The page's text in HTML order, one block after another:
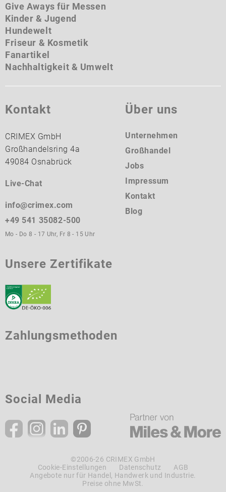
Give Aways für Messen
Kinder & Jugend
Hundewelt
Friseur & Kosmetik
Fanartikel
Nachhaltigkeit & Umwelt
Kontakt
CRIMEX GmbH
Großhandelsring 4a
49084 Osnabrück
Live-Chat
info@crimex.com
+49 541 35082-500
Mo - Do 8 - 17 Uhr, Fr 8 - 15 Uhr
Über uns
Unternehmen
Großhandel
Jobs
Impressum
Kontakt
Blog
Unsere Zertifikate
Zahlungsmethoden
Social Media
©2006-26 CRIMEX GmbH
Angebote nur für Handel, Handwerk und Industrie.
Preise ohne MwSt.
Cookie-Einstellungen Datenschutz AGB